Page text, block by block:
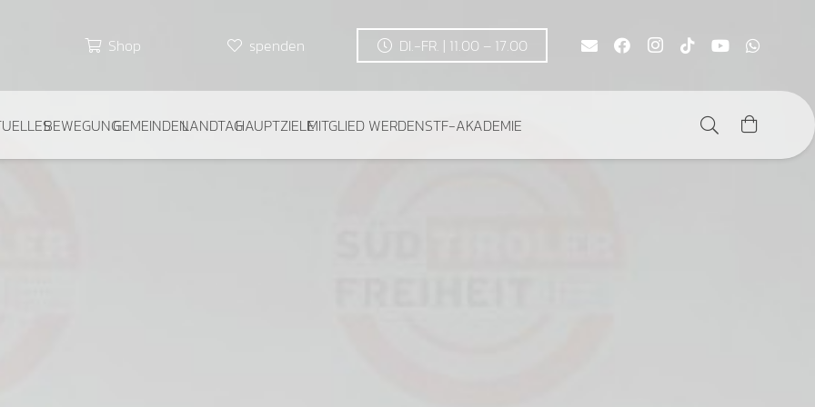
Shop spenden DI.-FR. | 11.00 – 17.00
BEWEGUNGGEMEINDENLANDTAGHAUPTZIELEMITGLIED WERDENSTF-AKADEMIE